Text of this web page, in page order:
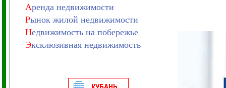
Аренда недвижимости
Рынок жилой недвижимости
Недвижимость на побережье
Эксклюзивная недвижимость